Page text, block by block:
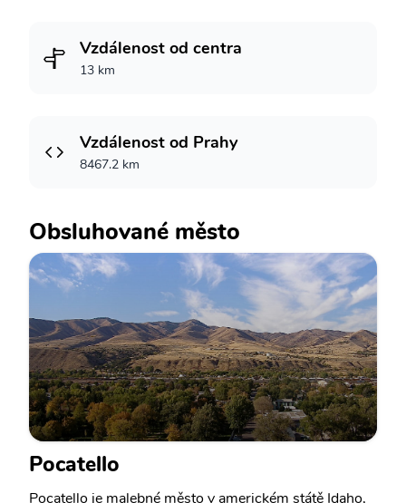
Vzdálenost od centra
13 km
Vzdálenost od Prahy
8467.2 km
Obsluhované město
Pocatello
Pocatello je malebné město v americkém státě Idaho,